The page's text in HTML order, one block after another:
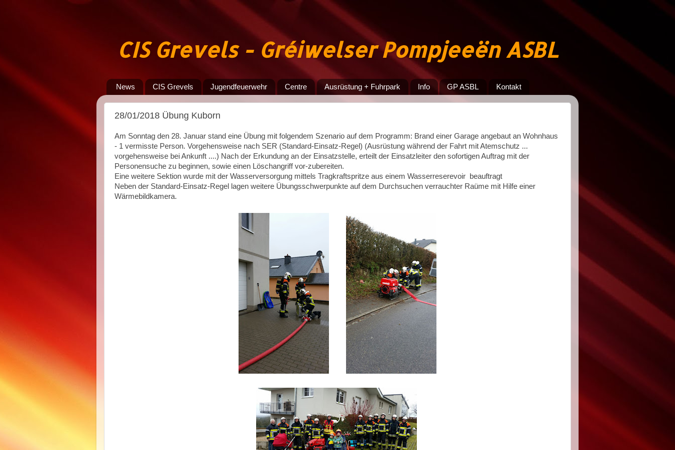
CIS Grevels - Gréiwelser Pompjeeën ASBL
News CIS Grevels Jugendfeuerwehr Centre Ausrüstung + Fuhrpark Info GP ASBL Kontakt
28/01/2018 Übung Kuborn
Am Sonntag den 28. Januar stand eine Übung mit folgendem Szenario auf dem Programm: Brand einer Garage angebaut an Wohnhaus
- 1 vermisste Person. Vorgehensweise nach SER (Standard-Einsatz-Regel) (Ausrüstung während der Fahrt mit Atemschutz ...
vorgehensweise bei Ankunft ....) Nach der Erkundung an der Einsatzstelle, erteilt der Einsatzleiter den sofortigen Auftrag mit der
Personensuche zu beginnen, sowie einen Löschangriff vor-zubereiten.
Eine weitere Sektion wurde mit der Wasserversorgung mittels Tragkraftspritze aus einem Wasserreserevoir beauftragt
Neben der Standard-Einsatz-Regel lagen weitere Übungsschwerpunkte auf dem Durchsuchen verrauchter Raüme mit Hilfe einer
Wärmebildkamera.